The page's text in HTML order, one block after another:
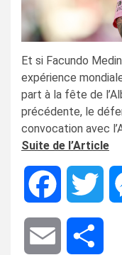
Et si Facundo
expérience
part à la fête de
précédente, le
convocation avec
Suite de l’Article
Facebook
Email